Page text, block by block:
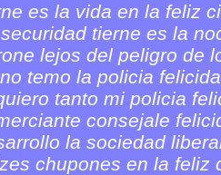
es la vida en la feliz
tierne es la
lejos del peligro de
temo la policia
tanto mi policia
consejale
la sociedad
chupones en la feliz